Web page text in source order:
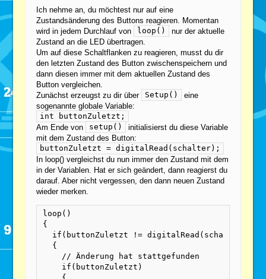
Ich nehme an, du möchtest nur auf eine
Zustandsänderung des Buttons reagieren. Momentan
wird in jedem Durchlauf von
loop()
nur der aktuelle
Zustand an die LED übertragen.
Um auf diese Schaltflanken zu reagieren, musst du dir
den letzten Zustand des Button zwischenspeichern und
dann diesen immer mit dem aktuellen Zustand des
Button vergleichen.
Zunächst erzeugst zu dir über
Setup()
eine
sogenannte globale Variable:
int buttonZuletzt;
Am Ende von
setup()
initialisierst du diese Variable
mit dem Zustand des Button:
buttonZuletzt = digitalRead(schalter);
In loop() vergleichst du nun immer den Zustand mit dem
in der Variablen. Hat er sich geändert, dann reagierst du
darauf. Aber nicht vergessen, den dann neuen Zustand
wieder merken.
loop()
{
  if(buttonZuletzt != digitalRead(schalter))
  {
    // Änderung hat stattgefunden
    if(buttonZuletzt)